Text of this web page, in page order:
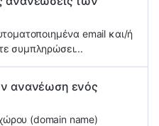
email και/ή
συμπληρώσει...
ανανέωση ενός
(domain name)